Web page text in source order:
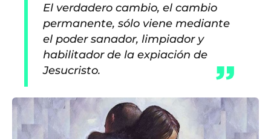
El verdadero cambio, el cambio
permanente, sólo viene mediante
el poder sanador, limpiador y
habilitador de la expiación de
Jesucristo.